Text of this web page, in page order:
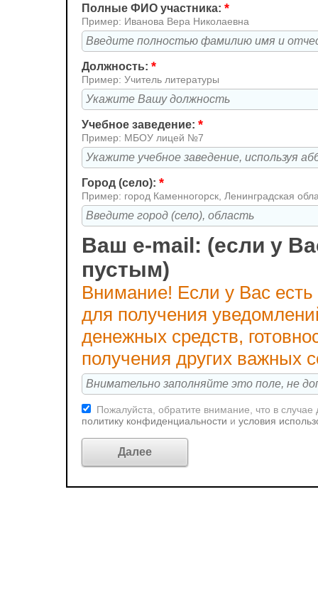
Полные ФИО участника: *
Пример: Иванова Вера Николаевна
Должность: *
Пример: Учитель литературы
Учебное заведение: *
Пример: МБОУ лицей №7
Город (село): *
Пример: город Каменногорск, Ленинградская
Ваш e-mail: (если у
пустым)
Внимание! Если у Вас
для получения
денежных средств,
получения других важных
Пожалуйста, обратите внимание, что в
политику конфиденциальности и условия